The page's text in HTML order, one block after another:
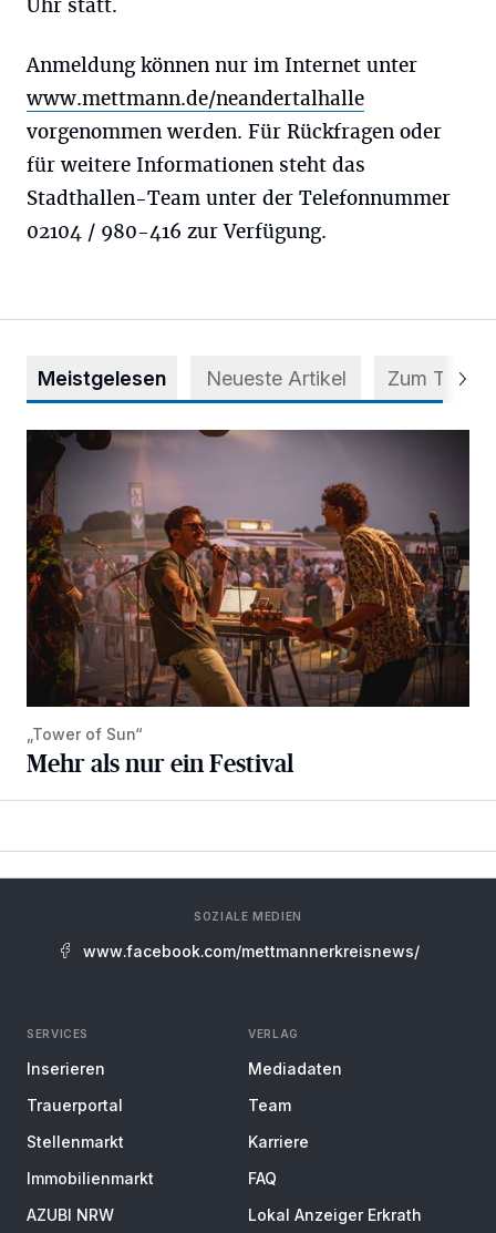
Uhr statt.
Anmeldung können nur im Internet unter
www.mettmann.de/neandertalhalle
vorgenommen werden. Für Rückfragen oder
für weitere Informationen steht das
Stadthallen-Team unter der Telefonnummer
02104 / 980-416 zur Verfügung.
Meistgelesen Neueste Artikel Zum Thema
Mehr als nur ein Festival
„Tower of Sun“
Mehr als nur ein Festival
SOZIALE MEDIEN
www.facebook.com/mettmannerkreisnews/
SERVICES
Inserieren
Trauerportal
Stellenmarkt
Immobilienmarkt
AZUBI NRW
VERLAG
Mediadaten
Team
Karriere
FAQ
Lokal Anzeiger Erkrath